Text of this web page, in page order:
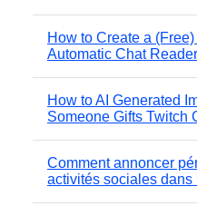
How to Create a
Automatic Chat Reader
How to AI Generated
Someone Gifts Twitch
Comment annoncer
activités sociales dans